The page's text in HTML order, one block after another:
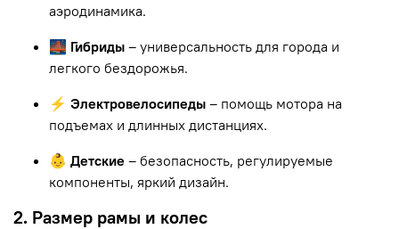
аэродинамика.
🌉 Гибриды – универсальность для города и
легкого бездорожья.
⚡ Электровелосипеды – помощь мотора на
подъемах и длинных дистанциях.
👶 Детские – безопасность, регулируемые
компоненты, яркий дизайн.
2. Размер рамы и колес